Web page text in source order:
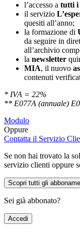
l’accesso a tutti i
il servizio
quesiti all’anno;
la formazione di
da seguire in
all’archivio
la newsletter
MIA, il nuovo
contenuti
* IVA = 22%
** E077A (annuale)
Modulo
Oppure
Contatta il Servizio
Se non hai trovato la
servizio clienti oppure
Scopri tutti gli
Sei già abbonato?
Accedi